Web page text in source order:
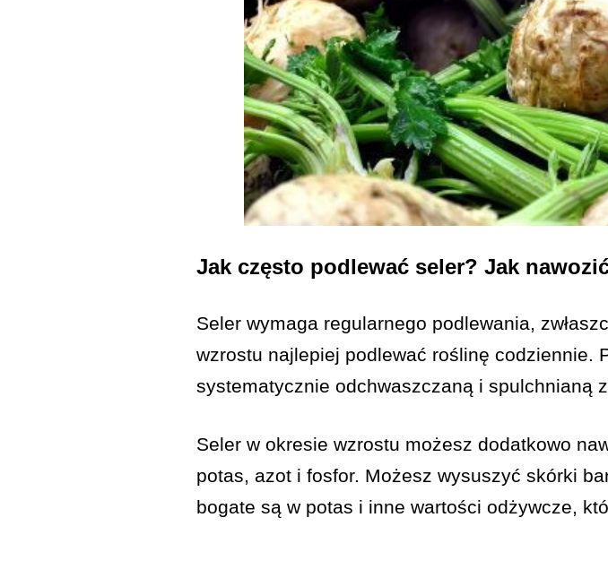
Jak często podlewać seler? Jak
Seler wymaga regularnego podlewania,
wzrostu najlepiej podlewać roślinę codziennie.
systematycznie odchwaszczaną i spulchnianą
Seler w okresie wzrostu możesz dodatkowo
potas, azot i fosfor. Możesz wysuszyć skórki
bogate są w potas i inne wartości odżywcze,